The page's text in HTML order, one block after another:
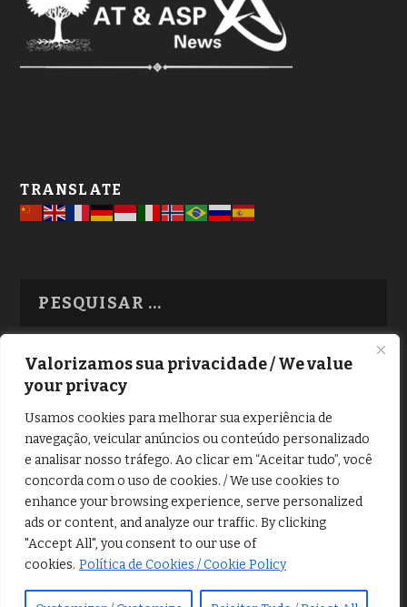
Valorizamos sua privacidade / We value
your privacy
Usamos cookies para melhorar sua experiência de
navegação, veicular anúncios ou conteúdo personalizado
e analisar nosso tráfego. Ao clicar em “Aceitar tudo”, você
concorda com o uso de cookies. / We use cookies to
enhance your browsing experience, serve personalized
ads or content, and analyze our traffic. By clicking
"Accept All", you consent to our use of
cookies. Política de Cookies / Cookie Policy
TRANSLATE
TODAS OS ASSUNTOS
Copyright © Alô Tatuapé 2013 / 2026
Desenvolvido por ALOSP MKT DIGITAL